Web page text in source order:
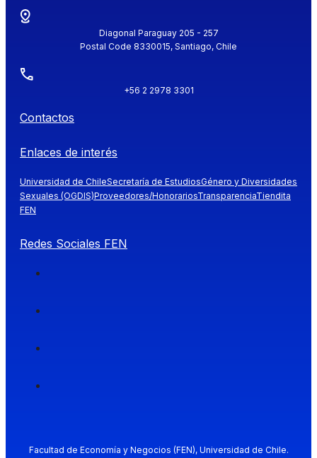
Diagonal Paraguay 205 - 257
Postal Code 8330015, Santiago, Chile
+56 2 2978 3301
Contactos
Enlaces de interés
Universidad de ChileSecretaría de EstudiosGénero y Diversidades
Sexuales (OGDIS)Proveedores/HonorariosTransparenciaTiendita
FEN
Redes Sociales FEN
Facultad de Economía y Negocios (FEN), Universidad de Chile.